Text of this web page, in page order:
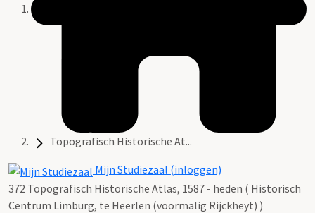
Topografisch Historische At...
Mijn Studiezaal (inloggen)
372 Topografisch Historische Atlas, 1587 - heden ( Historisch
Centrum Limburg, te Heerlen (voormalig Rijckheyt) )